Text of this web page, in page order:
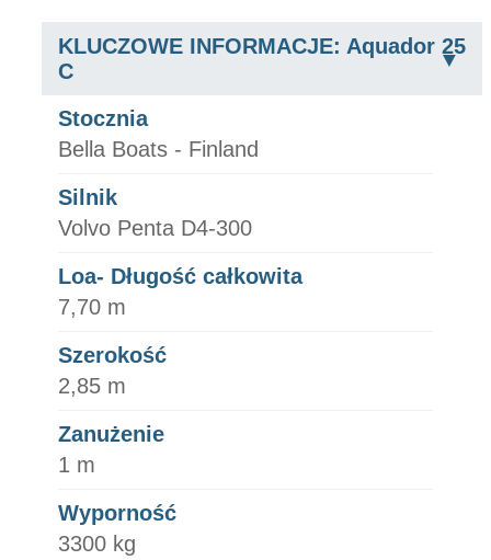
KLUCZOWE INFORMACJE: Aquador 25
C
Stocznia
Bella Boats - Finland
Silnik
Volvo Penta D4-300
Loa- Długość całkowita
7,70 m
Szerokość
2,85 m
Zanużenie
1 m
Wyporność
3300 kg